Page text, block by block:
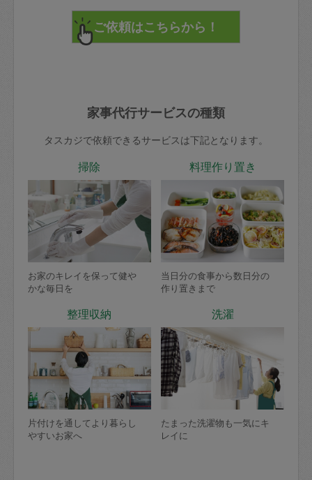
家事代行サービスの種類
タスカジで依頼できるサービスは下記となります。
掃除
お家のキレイを保って健や
かな毎日を
料理作り置き
当日分の食事から数日分の
作り置きまで
整理収納
片付けを通してより暮らし
やすいお家へ
洗濯
たまった洗濯物も一気にキ
レイに